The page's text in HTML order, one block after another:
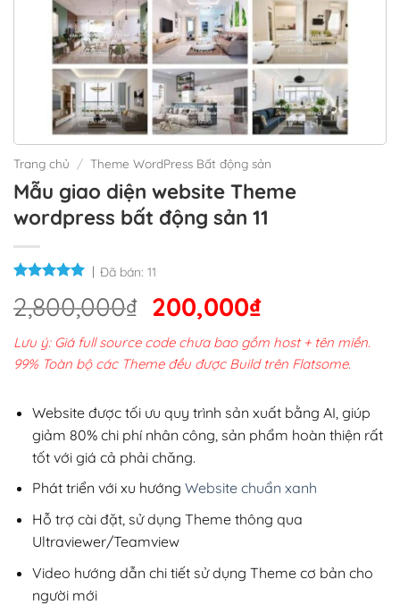
Trang chủ / Theme WordPress Bất động sản
Mẫu giao diện website Theme
wordpress bất động sản 11
Đã bán: 11
2,800,000₫ Giá
gốc
là:
2,800,000₫.
200,000₫Giá
hiện
tại
200,000₫.
Lưu ý: Giá full source code chưa bao gồm host + tên miền.
99% Toàn bộ các Theme đều được Build trên Flatsome.
Website được tối ưu quy trình sản xuất bằng AI, giúp
giảm 80% chi phí nhân công, sản phẩm hoàn thiện rất
tốt với giá cả phải chăng.
Phát triển với xu hướng Website chuẩn xanh
Hỗ trợ cài đặt, sử dụng Theme thông qua
Ultraviewer/Teamview
Video hướng dẫn chi tiết sử dụng Theme cơ bản cho
người mới